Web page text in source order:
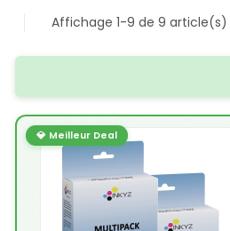
Affichage 1-9 de 9 article(s)
💎 Meilleur Deal